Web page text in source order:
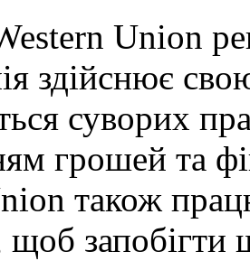
Union
здійснює
суворих
грошей та
також
щоб запобігти